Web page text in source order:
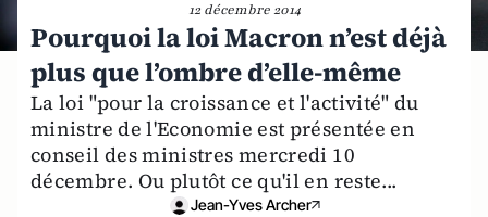
12 décembre 2014
Pourquoi la loi Macron n’est déjà
plus que l’ombre d’elle-même
La loi "pour la croissance et l'activité" du
ministre de l'Economie est présentée en
conseil des ministres mercredi 10
décembre. Ou plutôt ce qu'il en reste...
Jean-Yves Archer